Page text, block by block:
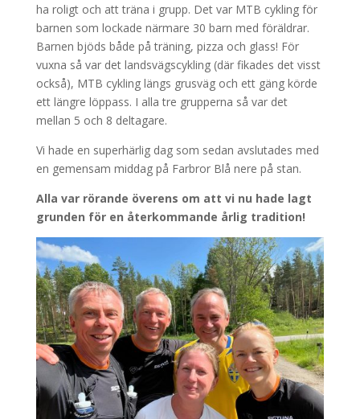
ha roligt och att träna i grupp. Det var MTB cykling för
barnen som lockade närmare 30 barn med föräldrar.
Barnen bjöds både på träning, pizza och glass! För
vuxna så var det landsvägscykling (där fikades det visst
också), MTB cykling längs grusväg och ett gäng körde
ett längre löppass. I alla tre grupperna så var det
mellan 5 och 8 deltagare.
Vi hade en superhärlig dag som sedan avslutades med
en gemensam middag på Farbror Blå nere på stan.
Alla var rörande överens om att vi nu hade lagt
grunden för en återkommande årlig tradition!